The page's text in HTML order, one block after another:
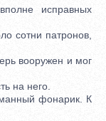
исправных
сотни патронов,
вооружен и мог
на него.
фонарик. К